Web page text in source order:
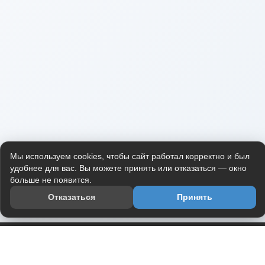
Мы используем cookies, чтобы сайт работал корректно и был
удобнее для вас. Вы можете принять или отказаться — окно
больше не появится.
Отказаться
Принять